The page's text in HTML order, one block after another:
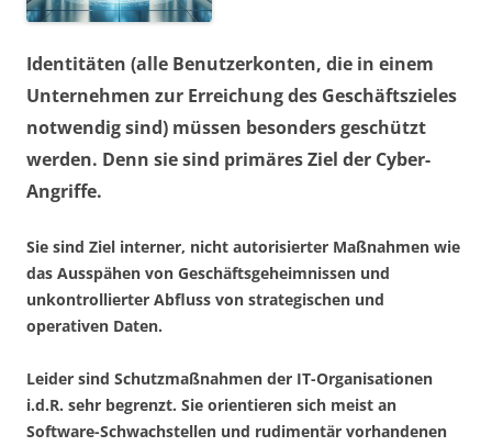
Identitäten (alle Benutzerkonten, die in einem
Unternehmen zur Erreichung des Geschäftszieles
notwendig sind) müssen besonders geschützt
werden. Denn sie sind primäres Ziel der Cyber-
Angriffe.
Sie sind Ziel interner, nicht autorisierter Maßnahmen wie
das Ausspähen von Geschäftsgeheimnissen und
unkontrollierter Abfluss von strategischen und
operativen Daten.
Leider sind Schutzmaßnahmen der IT-Organisationen
i.d.R. sehr begrenzt. Sie orientieren sich meist an
Software-Schwachstellen und rudimentär vorhandenen